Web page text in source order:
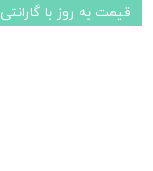
قیمت به روز با گارانتی